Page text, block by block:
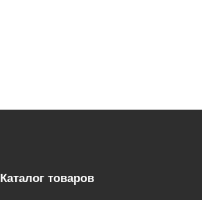
Каталог товаров